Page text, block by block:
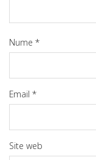
Nume *
Email *
Site web